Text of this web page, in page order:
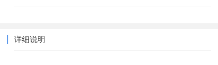
详细说明